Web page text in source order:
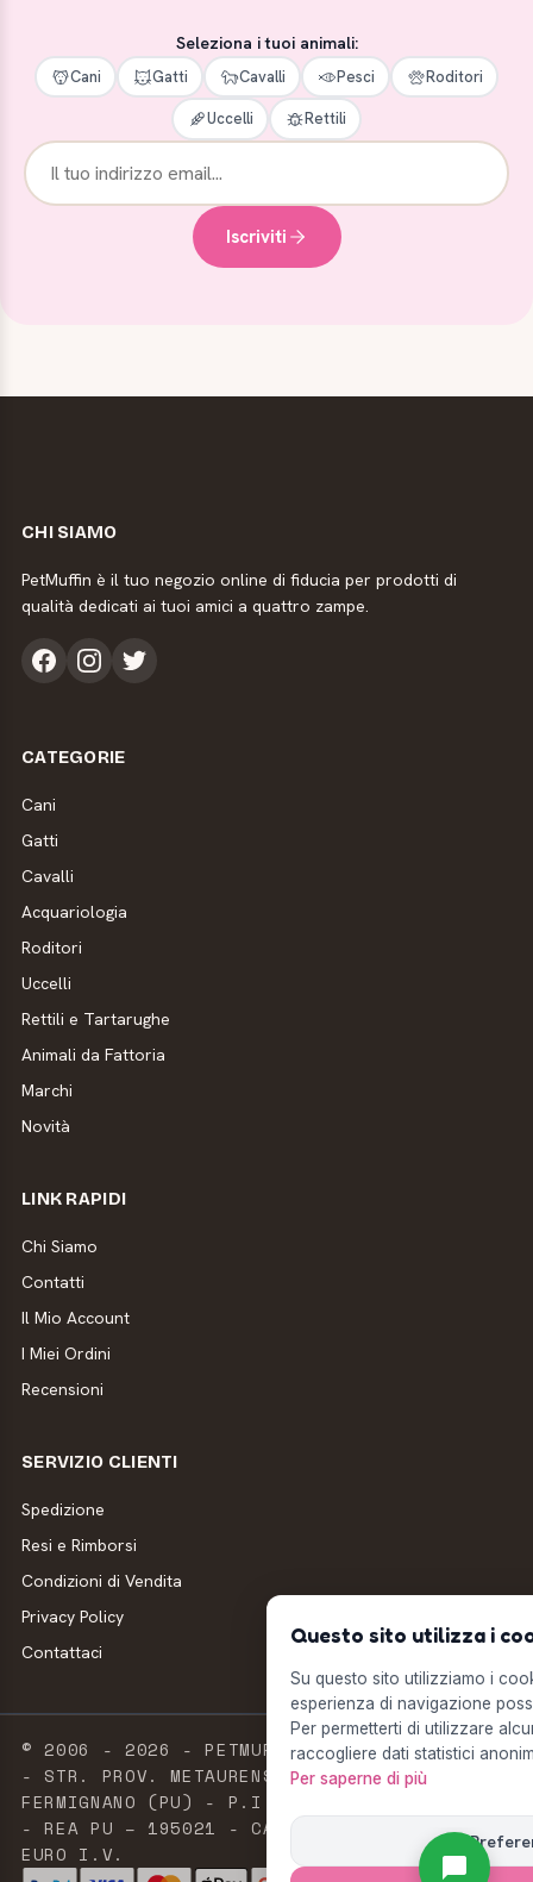
Seleziona i tuoi animali:
Cani Gatti Cavalli Pesci Roditori
Uccelli Rettili
Iscriviti
CHI SIAMO
PetMuffin è il tuo negozio online di fiducia per prodotti di
qualità dedicati ai tuoi amici a quattro zampe.
CATEGORIE
Cani
Gatti
Cavalli
Acquariologia
Roditori
Uccelli
Rettili e Tartarughe
Animali da Fattoria
Marchi
Novità
LINK RAPIDI
Chi Siamo
Contatti
Il Mio Account
I Miei Ordini
Recensioni
SERVIZIO CLIENTI
Spedizione
Resi e Rimborsi
Condizioni di Vendita
Privacy Policy
Contattaci
© 2006 - 2026 - PETMUFFIN - MILLSTORE SRL
- STR. PROV. METAURENSE, 20 - 61033
FERMIGNANO (PU) - P.I. E C.F. 02603420411
- REA PU – 195021 - CAPITALE SOCIALE 2.500
EURO I.V.
Questo sito utilizza i
Su questo sito utilizziamo i
esperienza di navigazione
Per permetterti di utilizzare
raccogliere dati statistici
Per saperne di più